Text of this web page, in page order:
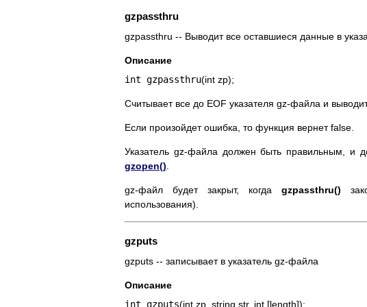
gzpassthru
gzpassthru -- Выводит все оставшиеся данные в
Описание
int gzpassthru(int zp);
Считывает все до EOF указателя gz-файла и
Если произойдет ошибка, то функция вернет false.
Указатель gz-файла должен быть правильным, и
gzopen()
gz-файл будет закрыт, когда gzpassthru()
использования).
gzputs
gzputs -- записывает в указатель gz-файла
Описание
int gzputs(int zp, string str, int [length]);